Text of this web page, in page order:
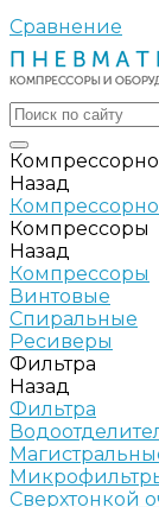
Сравнение
Назад
Компрессоры
Назад
Компрессоры
Винтовые
Спиральные
Ресиверы
Фильтра
Назад
Фильтра
Сверхтонкой